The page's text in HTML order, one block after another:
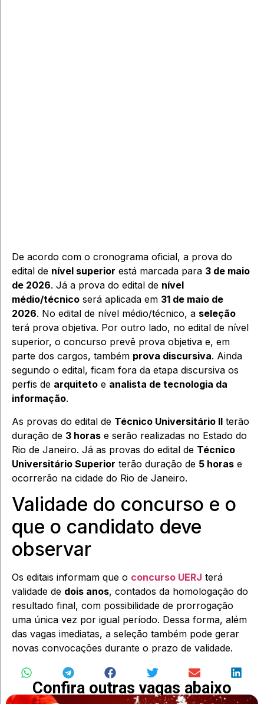
De acordo com o cronograma oficial, a prova do
edital de nível superior está marcada para 3 de maio
de 2026. Já a prova do edital de nível
médio/técnico será aplicada em 31 de maio de
2026. No edital de nível médio/técnico, a seleção
terá prova objetiva. Por outro lado, no edital de nível
superior, o concurso prevê prova objetiva e, em
parte dos cargos, também prova discursiva. Ainda
segundo o edital, ficam fora da etapa discursiva os
perfis de arquiteto e analista de tecnologia da
informação.
As provas do edital de Técnico Universitário II terão
duração de 3 horas e serão realizadas no Estado do
Rio de Janeiro. Já as provas do edital de Técnico
Universitário Superior terão duração de 5 horas e
ocorrerão na cidade do Rio de Janeiro.
Validade do concurso e o
que o candidato deve
observar
Os editais informam que o concurso UERJ terá
validade de dois anos, contados da homologação do
resultado final, com possibilidade de prorrogação
uma única vez por igual período. Dessa forma, além
das vagas imediatas, a seleção também pode gerar
novas convocações durante o prazo de validade.
Confira outras vagas abaixo